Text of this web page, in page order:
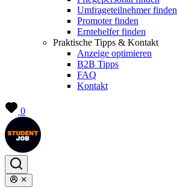
Umfrageteilnehmer finden
Promoter finden
Erntehelfer finden
Praktische Tipps & Kontakt
Anzeige optimieren
B2B Tipps
FAQ
Kontakt
0